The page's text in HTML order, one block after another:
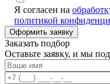
Я согласен на
политикой
Заказать подбор
Оставьте заявку, и мы